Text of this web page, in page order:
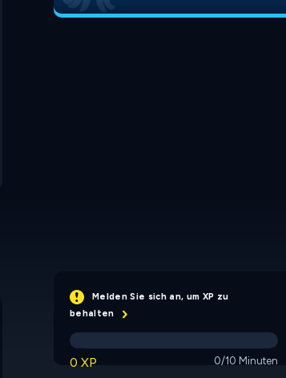
Incremental Memory
Melden Sie sich an, um XP zu
behalten
0 XP 0/10 Minuten